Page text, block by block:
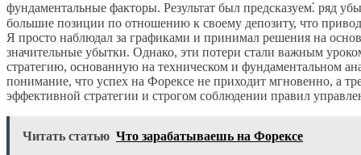
фундаментальные факторы. Результат был предсказуем⁚ ряд
большие позиции по отношению к своему депозиту, что
Я просто наблюдал за графиками и принимал решения на
значительные убытки. Однако, эти потери стали важным
стратегию, основанную на техническом и фундаментальном
понимание, что успех на Форексе не приходит мгновенно, а
эффективной стратегии и строгом соблюдении правил
Читать статью Что зарабатываешь на Форексе